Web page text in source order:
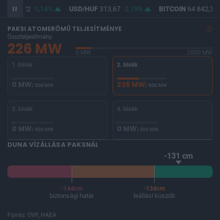
362,22 0,14% USD/HUF313,67 0,19% BITCOIN64 842,34
PAKSI ATOMERŐMŰ TELJESÍTMÉNYE
Összteljesítmény
226 MW 0 MW
2000 MW
1. blokk
0 MW/ 500 MW
2. blokk
226 MW/ 500 MW
3. blokk
0 MW/ 500 MW
4. blokk
0 MW/ 500 MW
DUNA VÍZÁLLÁSA PAKSNÁL
-131 cm
-144cm
biztonsági határ
-134cm
leállási küszöb
Forrás: OVF, HAEA